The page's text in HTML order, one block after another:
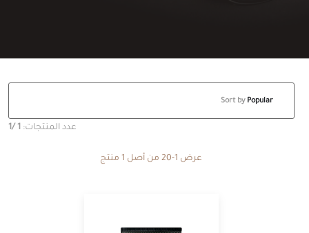
Sort by
عدد المنتجات: 1
/1
عرض 1-20 من أصل 1 منتج